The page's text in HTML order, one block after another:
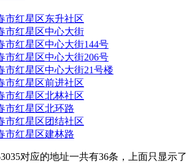
市红星区东升社区
市红星区中心大街
市红星区中心大街144号
市红星区中心大街206号
市红星区中心大街21号楼
市红星区前进社区
市红星区北林社区
市红星区北环路
市红星区团结社区
市红星区建林路
对应的地址一共有36条，上面只显示了